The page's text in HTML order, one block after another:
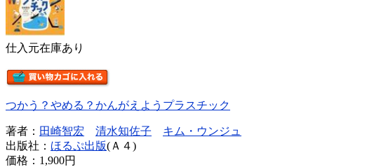
仕入元在庫あり
つかう？やめる？かんがえようプラスチック
著者： 田崎智宏 清水知佐子
キム・ウンジュ
出版社： ほるぷ出版(Ａ４)
価格： 1,900円